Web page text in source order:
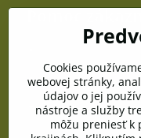
Pomoc
Obchodné
Reklamačné
Ochrana
Cookies
webovej stránky,
údajov o jej
nástroje a služby
môžu preniesť k